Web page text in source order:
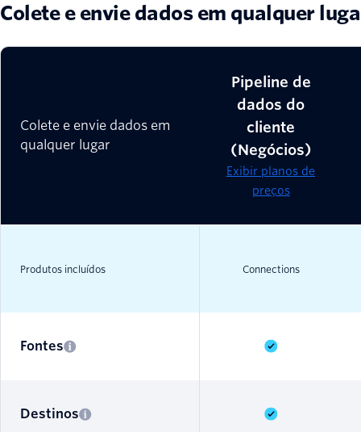
Colete e envie dados em qualquer
Colete e envie dados em
qualquer lugar
Pipeline de
dados do
cliente
(Negócios)
Exibir planos de
preços
Produtos incluídos Connections
Fontes
Destinos